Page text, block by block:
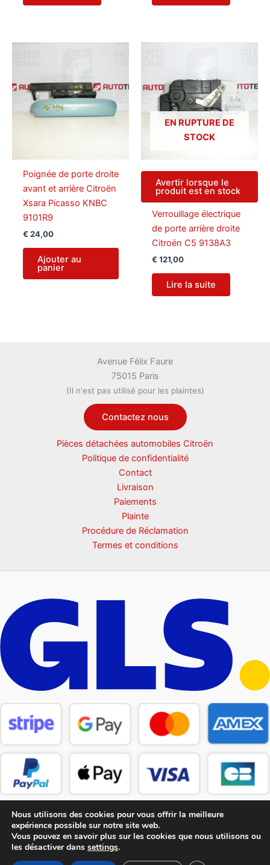
Poignée de porte droite
avant et arrière Citroën
Xsara Picasso KNBC
9101R9
€ 24,00
Ajouter au
panier
EN RUPTURE DE
STOCK
Avertir lorsque le
produit est en stock
Verrouillage électrique
de porte arrière droite
Citroën C5 9138A3
€ 121,00
Lire la suite
Avenue Félix Faure
75015 Paris
(Il n'est pas utilisé pour les plaintes)
Contactez nous
Pièces détachées automobiles Citroën
Politique de confidentialité
Contact
Livraison
Paiements
Plainte
Procédure de Réclamation
Termes et conditions
Nous utilisons des cookies pour vous offrir la meilleure
expérience possible sur notre site web.
Vous pouvez en savoir plus sur les cookies que nous utilisons ou
les désactiver dans settings.